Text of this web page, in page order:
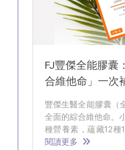
FJ豐傑全能膠囊
合維他命」一次
豐傑生醫全能膠囊（
全面的綜合維他命。
種營養素，蘊藏12種
生素、礦物質、葉
閱讀更多